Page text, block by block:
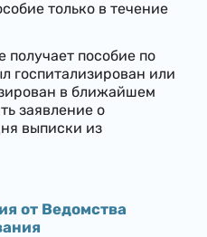
только в течение
получает пособие по
госпитализирован или
в ближайшем
заявление о
выписки из
от Ведомства